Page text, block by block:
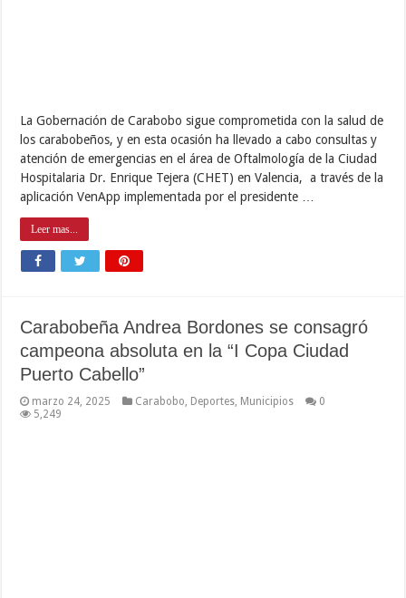
La Gobernación de Carabobo sigue comprometida con la salud de
los carabobeños, y en esta ocasión ha llevado a cabo consultas y
atención de emergencias en el área de Oftalmología de la Ciudad
Hospitalaria Dr. Enrique Tejera (CHET) en Valencia, a través de la
aplicación VenApp implementada por el presidente …
Leer mas...
Carabobeña Andrea Bordones se consagró
campeona absoluta en la “I Copa Ciudad
Puerto Cabello”
marzo 24, 2025 Carabobo, Deportes, Municipios
0
5,249